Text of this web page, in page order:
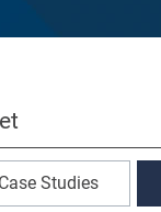
Case Studies